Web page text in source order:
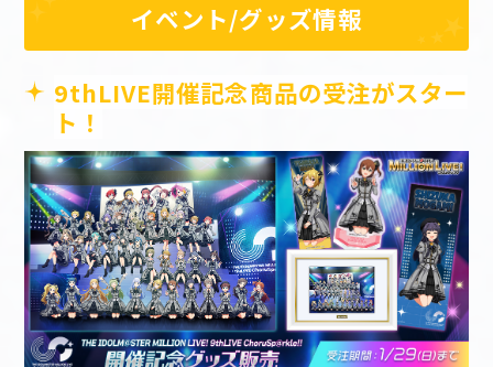
イベント/グッズ情報
9thLIVE開催記念商品の受注がスター
ト！